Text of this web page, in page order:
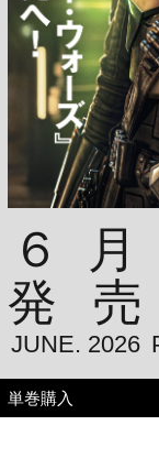
６
発
JUNE. 2026
単巻購入